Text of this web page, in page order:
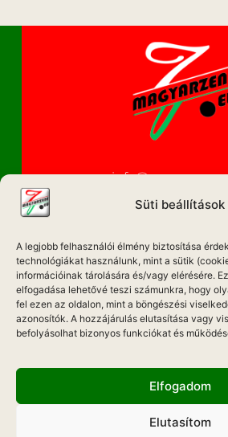
Süti beállítások
A legjobb felhasználói élmény biztosítása
technológiákat használunk, mint a sütik
információinak tárolására és/vagy elérésére.
elfogadása lehetővé teszi számunkra, hogy
fel ezen az oldalon, mint a böngészési
azonosítók. A hozzájárulás elutasítása vagy
befolyásolhat bizonyos funkciókat és
Elfogadom
Elutasítom
IMPRESSZUM
ETIKAI KÓDEX
MÉDIA
ADATKEZELÉSI
Hadd Szóljon!